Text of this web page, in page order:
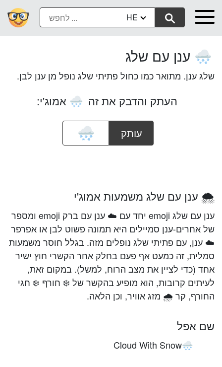
HE
🌨️ ענן עם שלג
שלג ענן. מתואר כמו כחול פתיתי שלג נופל מן ענן לבן.
העתק והדבק את זה 🌨️ אמוג'י:
עותק
🌨️ ענן עם שלג משמעות אמוג'י
ענן עם שלג emoji יחד עם ☁️️ ענן עם ברק emoji ומספר
של אחרים-ענן סמיילים היא תמונה פשוט לבן או אפרפר
☁️️ ענן, עם פתיתי שלג נופלים מזה. בגלל חוסר משמעות
סמלית, זה כמעט אף פעם בחלק אחר הקשרי חוץ ישיר
אחד (כדי לציין את מצב הרוח, למשל). במקום זאת,
לעיתים קרובות, הוא מופיע בהקשר של ❄️️ חורף ❄️️ חגי
החורף, קר 🌧 מזג אוויר, וכן הלאה.
שם אפל
🌨️
Cloud With Snow